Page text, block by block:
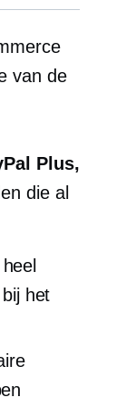
van de
Plus,
die al
het